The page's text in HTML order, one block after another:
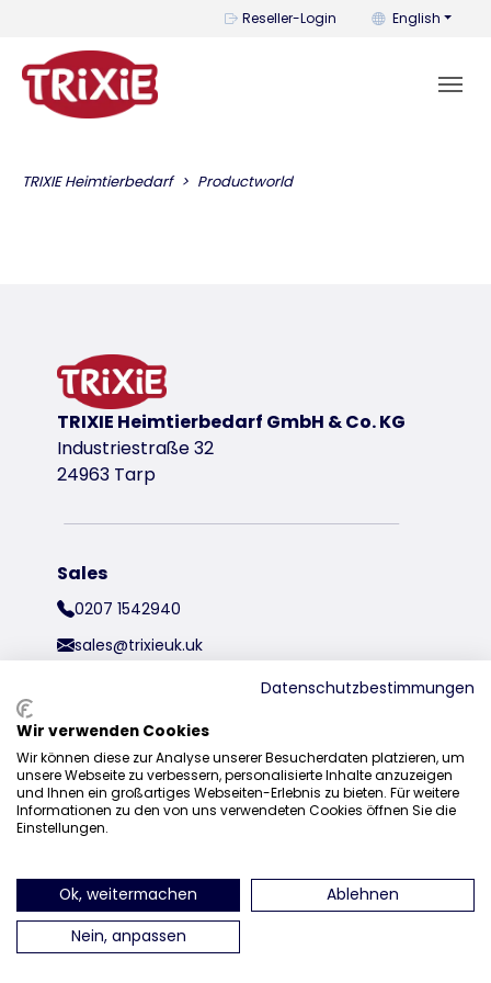
Reseller-Login You can
English
TRIXIE Heimtierbedarf Productworld
TRIXIE Heimtierbedarf GmbH & Co. KG
Industriestraße 32
24963 Tarp
Sales
0207 1542940
sales@trixieuk.uk
find us on Instagram
find us on Facebook
find us on Pinterest
find us on
Datenschutzbestimmungen
Wir verwenden Cookies
Wir können diese zur Analyse unserer Besucherdaten platzieren, um
unsere Webseite zu verbessern, personalisierte Inhalte anzuzeigen
und Ihnen ein großartiges Webseiten-Erlebnis zu bieten. Für weitere
Informationen zu den von uns verwendeten Cookies öffnen Sie die
Einstellungen.
Ok, weitermachen
Ablehnen
Nein, anpassen